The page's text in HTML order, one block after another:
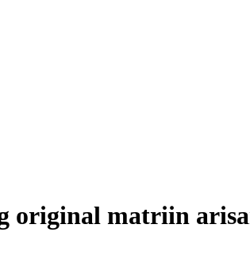
original matriin